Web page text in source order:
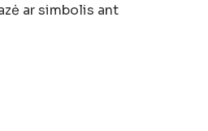
ar simbolis ant